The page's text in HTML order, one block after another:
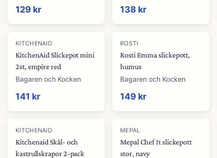
129 kr 138 kr
KITCHENAID
KitchenAid Slickepot mini
2st, empire red
Bagaren och Kocken
141 kr
ROSTI
Rosti Emma slickepott,
humus
Bagaren och Kocken
149 kr
KITCHENAID
Kitchenaid Skål- och
kastrullskrapor 2-pack
MEPAL
Mepal Chef It slickepott
stor, navy